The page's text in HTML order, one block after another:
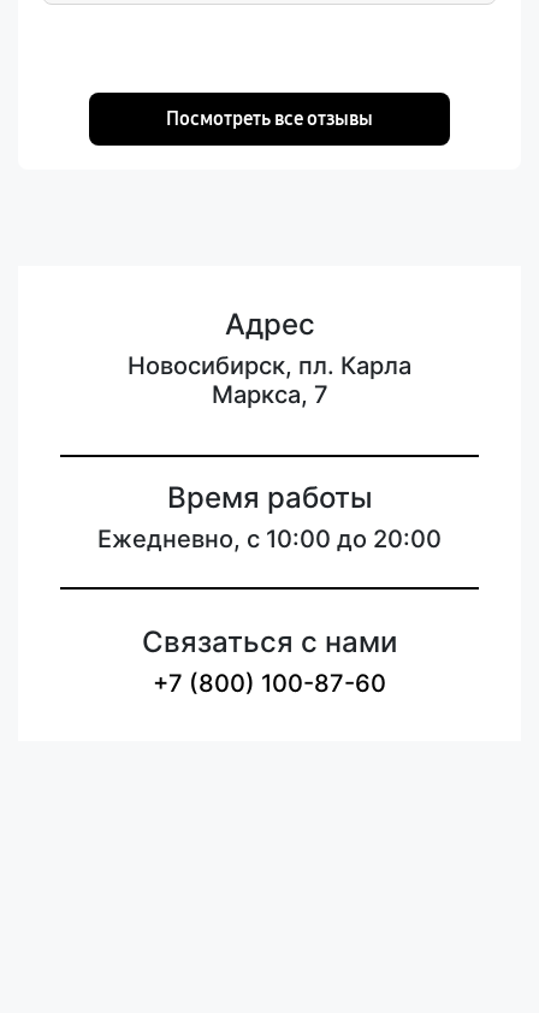
Посмотреть все отзывы
Адрес
Новосибирск, пл. Карла
Маркса, 7
Время работы
Ежедневно, с 10:00 до 20:00
Связаться с нами
+7 (800) 100-87-60